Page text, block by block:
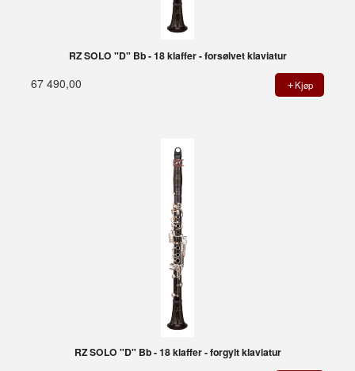
RZ SOLO "D" Bb - 18 klaffer - forsølvet klaviatur
67 490,00 Kjøp
RZ SOLO "D" Bb - 18 klaffer - forgylt klaviatur